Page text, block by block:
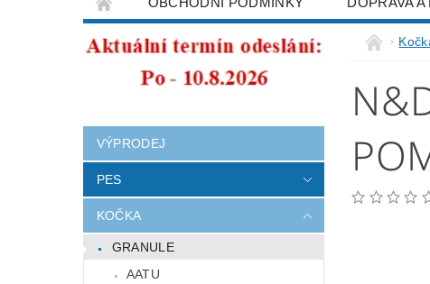
ODSTOUPENÍ OD SMLOUVY
VÝPRODEJ
PES
KOČKA
GRANULE
AATU